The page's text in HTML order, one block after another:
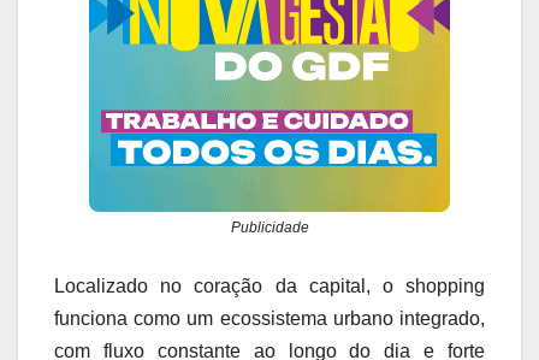
Publicidade
Localizado no coração da capital, o shopping
funciona como um ecossistema urbano integrado,
com fluxo constante ao longo do dia e forte